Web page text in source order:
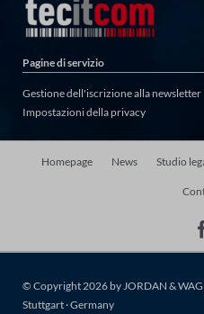
Pagine di servizio
Gestione dell'iscrizione alla newsletter
Impostazioni della privacy
Homepage News Studio
© Copyright 2026 by JORDAN &
Stuttgart · Germany